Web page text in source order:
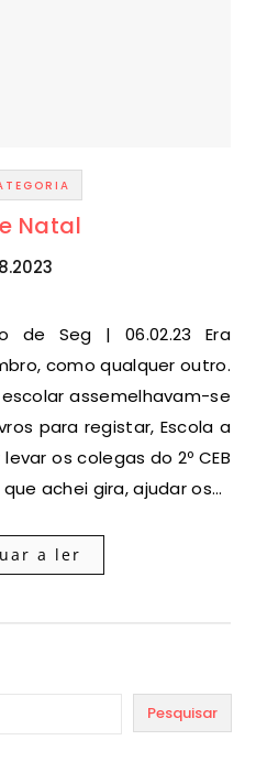
Natal
como qualquer outro.
assemelhavam-se
para registar, Escola a
os colegas do 2º CEB
achei gira, ajudar os…
a ler
Pesquisar